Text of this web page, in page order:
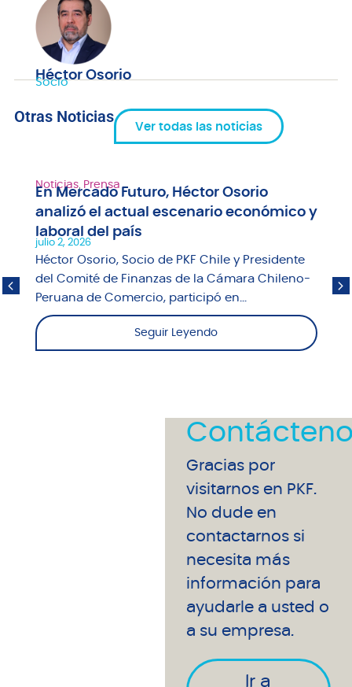
Héctor Osorio
Socio
Otras Noticias
Ver todas las noticias
Noticias, Prensa
En Mercado Futuro, Héctor Osorio
analizó el actual escenario económico y
laboral del país
julio 2, 2026
Héctor Osorio, Socio de PKF Chile y Presidente
del Comité de Finanzas de la Cámara Chileno-
Peruana de Comercio, participó en...
Seguir Leyendo
Gracias por
visitarnos en PKF.
No dude en
contactarnos si
necesita más
información para
ayudarle a usted o
a su empresa.
Ir a